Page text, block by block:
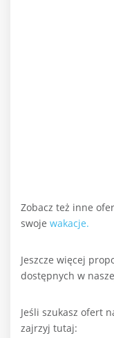
Zobacz też inne
swoje wakacje.
Jeszcze więcej
dostępnych w
Jeśli szukasz ofert
zajrzyj tutaj: